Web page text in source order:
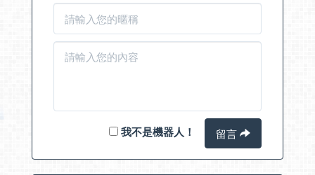
我不是機器人！ 留言